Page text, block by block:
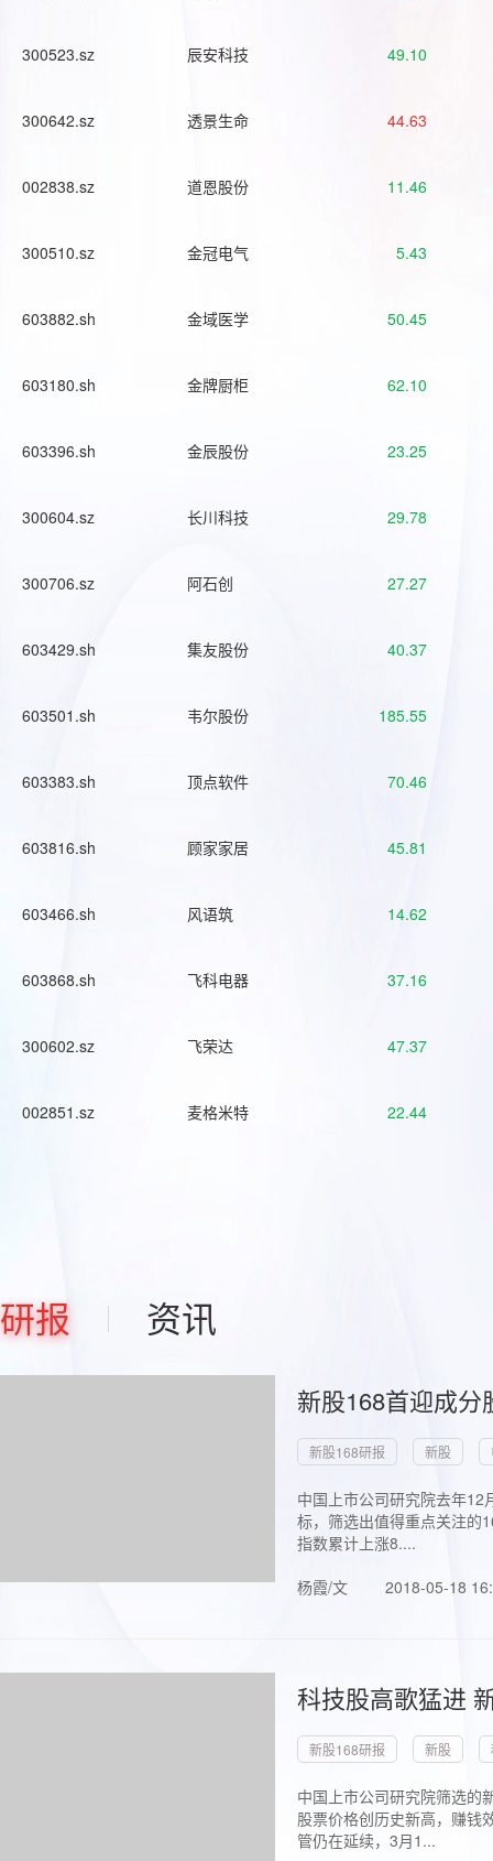
300523.sz 辰安科技 49.10
300642.sz 透景生命 44.63
002838.sz 道恩股份 11.46
300510.sz 金冠电气 5.43
603882.sh 金域医学 50.45
603180.sh 金牌厨柜 62.10
603396.sh 金辰股份 23.25
300604.sz 长川科技 29.78
300706.sz 阿石创 27.27
603429.sh 集友股份 40.37
603501.sh 韦尔股份 185.55
603383.sh 顶点软件 70.46
603816.sh 顾家家居 45.81
603466.sh 风语筑 14.62
603868.sh 飞科电器 37.16
300602.sz 飞荣达 47.37
002851.sz 麦格米特 22.44
研报 资讯
新股168首迎成
新股168研报 新股
中国上市公司研究院去年
标，筛选出值得重点关注的
指数累计上涨8....
杨霞/文
2018-05-18
科技股高歌猛进
新股168研报 新股
中国上市公司研究院筛选的
股票价格创历史新高，赚钱
管仍在延续，3月1...